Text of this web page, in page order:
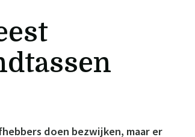
doen bezwijken, maar er